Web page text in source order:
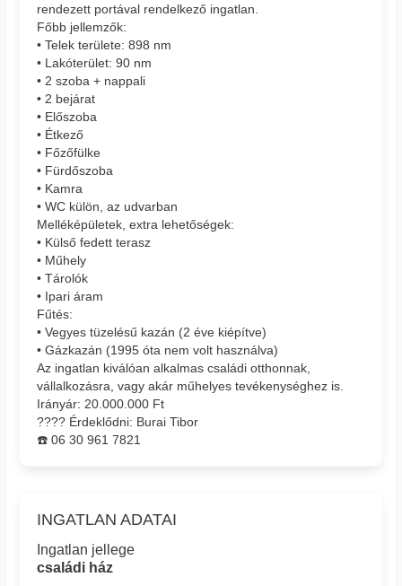
rendezett portával rendelkező ingatlan.
Főbb jellemzők:
• Telek területe: 898 nm
• Lakóterület: 90 nm
• 2 szoba + nappali
• 2 bejárat
• Előszoba
• Étkező
• Főzőfülke
• Fürdőszoba
• Kamra
• WC külön, az udvarban
Melléképületek, extra lehetőségek:
• Külső fedett terasz
• Műhely
• Tárolók
• Ipari áram
Fűtés:
• Vegyes tüzelésű kazán (2 éve kiépítve)
• Gázkazán (1995 óta nem volt használva)
Az ingatlan kiválóan alkalmas családi otthonnak,
vállalkozásra, vagy akár műhelyes tevékenységhez is.
Irányár: 20.000.000 Ft
???? Érdeklődni: Burai Tibor
☎️ 06 30 961 7821
INGATLAN ADATAI
Ingatlan jellege
családi ház